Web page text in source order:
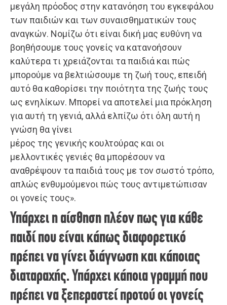
μεγάλη πρόοδος στην κατανόηση του εγκεφάλου
των παιδιών και των συναισθηματικών τους
αναγκών. Νομίζω ότι είναι δική μας ευθύνη να
βοηθήσουμε τους γονείς να κατανοήσουν
καλύτερα τι χρειάζονται τα παιδιά και πώς
μπορούμε να βελτιώσουμε τη ζωή τους, επειδή
αυτό θα καθορίσει την ποιότητα της ζωής τους
ως ενηλίκων. Μπορεί να αποτελεί μια πρόκληση
για αυτή τη γενιά, αλλά ελπίζω ότι όλη αυτή η
γνώση θα γίνει
μέρος της γενικής κουλτούρας και οι
μελλοντικές γενιές θα μπορέσουν να
αναθρέψουν τα παιδιά τους με τον σωστό τρόπο,
απλώς ενθυμούμενοι πώς τους αντιμετώπισαν
οι γονείς τους».
Υπάρχει η αίσθηση πλέον πως για κάθε
παιδί που είναι κάπως διαφορετικό
πρέπει να γίνει διάγνωση και κάποιας
διαταραχής. Υπάρχει κάποια γραμμή που
πρέπει να ξεπεραστεί προτού οι γονείς